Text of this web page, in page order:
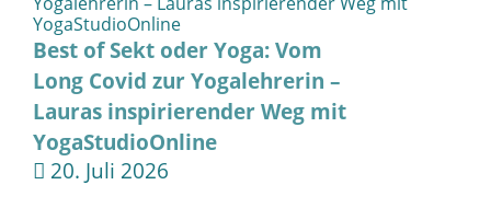
Best of Sekt oder Yoga: Vom
Long Covid zur Yogalehrerin –
Lauras inspirierender Weg mit
YogaStudioOnline
20. Juli 2026